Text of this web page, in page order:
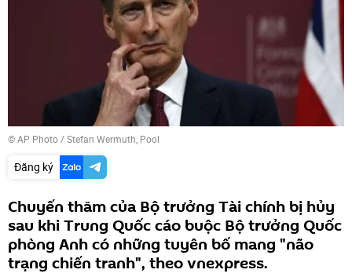
© AP Photo / Stefan Wermuth, Pool
Đăng ký
Chuyến thăm của Bộ trưởng Tài chính bị hủy
sau khi Trung Quốc cáo buộc Bộ trưởng Quốc
phòng Anh có những tuyên bố mang "não
trạng chiến tranh", theo vnexpress.